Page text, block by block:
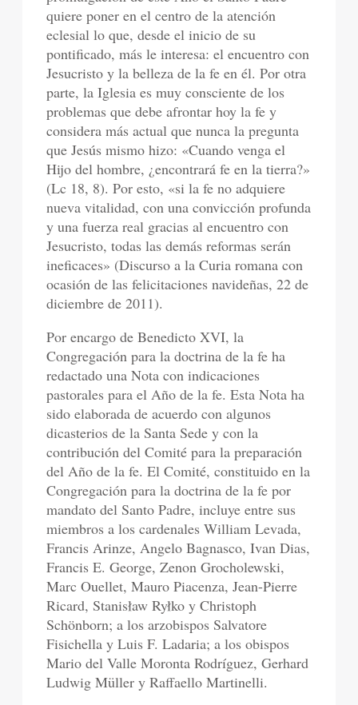
quiere poner en el centro de la atención
eclesial lo que, desde el inicio de su
pontificado, más le interesa: el encuentro con
Jesucristo y la belleza de la fe en él. Por otra
parte, la Iglesia es muy consciente de los
problemas que debe afrontar hoy la fe y
considera más actual que nunca la pregunta
que Jesús mismo hizo: «Cuando venga el
Hijo del hombre, ¿encontrará fe en la tierra?»
(Lc 18, 8). Por esto, «si la fe no adquiere
nueva vitalidad, con una convicción profunda
y una fuerza real gracias al encuentro con
Jesucristo, todas las demás reformas serán
ineficaces» (Discurso a la Curia romana con
ocasión de las felicitaciones navideñas, 22 de
diciembre de 2011).
Por encargo de Benedicto XVI, la
Congregación para la doctrina de la fe ha
redactado una Nota con indicaciones
pastorales para el Año de la fe. Esta Nota ha
sido elaborada de acuerdo con algunos
dicasterios de la Santa Sede y con la
contribución del Comité para la preparación
del Año de la fe. El Comité, constituido en la
Congregación para la doctrina de la fe por
mandato del Santo Padre, incluye entre sus
miembros a los cardenales William Levada,
Francis Arinze, Angelo Bagnasco, Ivan Dias,
Francis E. George, Zenon Grocholewski,
Marc Ouellet, Mauro Piacenza, Jean-Pierre
Ricard, Stanisław Ryłko y Christoph
Schönborn; a los arzobispos Salvatore
Fisichella y Luis F. Ladaria; a los obispos
Mario del Valle Moronta Rodríguez, Gerhard
Ludwig Müller y Raffaello Martinelli.